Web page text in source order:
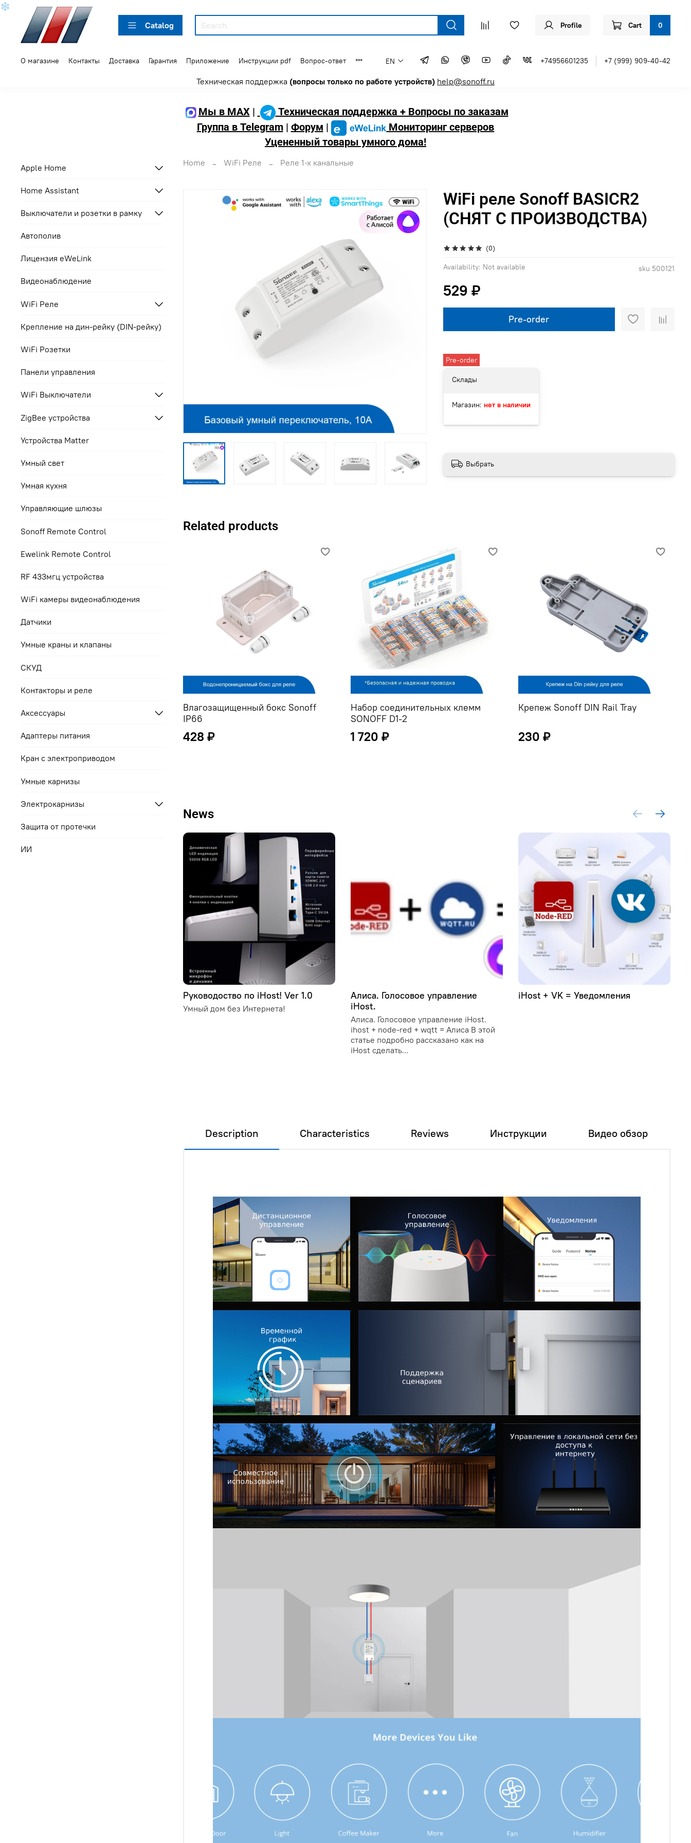
❄
Catalog
Profile Cart 0
О магазине Контакты Доставка Гарантия Приложение Инструкции pdf Вопрос-ответ EN +74956601235 +7 (999) 909-40-42
Техническая поддержка (вопросы только по работе устройств) help@sonoff.ru
Мы в MAX|
Техническая поддержка + Вопросы по заказам
Группа в Telegram| Форум |
Мониторинг серверов
Уцененный товары умного дома!
Home WiFi Реле Реле 1-х канальные
(0)
sku 500121
Availability: Not available
Pre-order
WiFi реле Sonoff BASICR2
(СНЯТ С ПРОИЗВОДСТВА)
529 ₽
Pre-order
Склады
Магазин: нет в наличии
Выбрать
Related products
Влагозащищенный бокс Sonoff
IP66
428 ₽
Набор соединительных клемм
SONOFF D1-2
1 720 ₽
Крепеж Sonoff DIN Rail Tray
230 ₽
News
Руководоство по iHost! Ver 1.0
Умный дом без Интернета!
Алиса. Голосовое управление
iHost.
Алиса. Голосовое управление iHost.
ihost + node-red + wqtt = Алиса В этой
статье подробно рассказано как на
iHost сделать...
iHost + VK = Уведомления
Description Characteristics Reviews Инструкции Видео обзор
Apple Home
Home Assistant
Выключатели и розетки в рамку
Автополив
Лицензия eWeLink
Видеонаблюдение
WiFi Реле
Крепление на дин-рейку (DIN-рейку)
WiFi Розетки
Панели управления
WiFi Выключатели
ZigBee устройства
Устройства Matter
Умный свет
Умная кухня
Управляющие шлюзы
Sonoff Remote Control
Ewelink Remote Control
RF 433мгц устройства
WiFi камеры видеонаблюдения
Датчики
Умные краны и клапаны
СКУД
Контакторы и реле
Аксессуары
Адаптеры питания
Кран с электроприводом
Умные карнизы
Электрокарнизы
Защита от протечки
ИИ